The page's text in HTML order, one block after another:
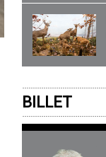
BILLET